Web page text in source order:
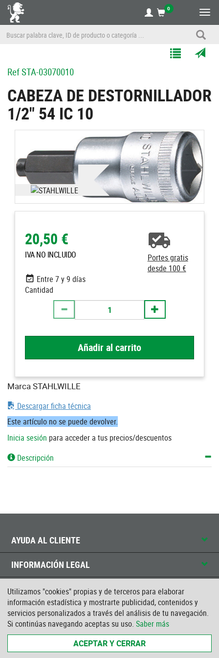
Utilizamos "cookies" propias y de terceros para elaborar
información estadística y mostrarte publicidad, contenidos y
servicios personalizados a través del análisis de tu navegación.
Si continúas navegando aceptas su uso. Saber más
ACEPTAR Y CERRAR
0
correo
a
Listas
RefSTA-03070010
CABEZA DE DESTORNILLADOR
1/2" 54 IC 10
20,50 €
IVA NO INCLUIDO
Portes gratis
desde 100 €
Entre 7 y 9 días
Cantidad
Añadir al carrito
Marca STAHLWILLE
Descargar ficha técnica
Este artículo no se puede devolver.
Inicia sesión para acceder a tus precios/descuentos
Descripción
AYUDA AL CLIENTE
INFORMACIÓN LEGAL
CONTACTO
CERTIFICADO ISO